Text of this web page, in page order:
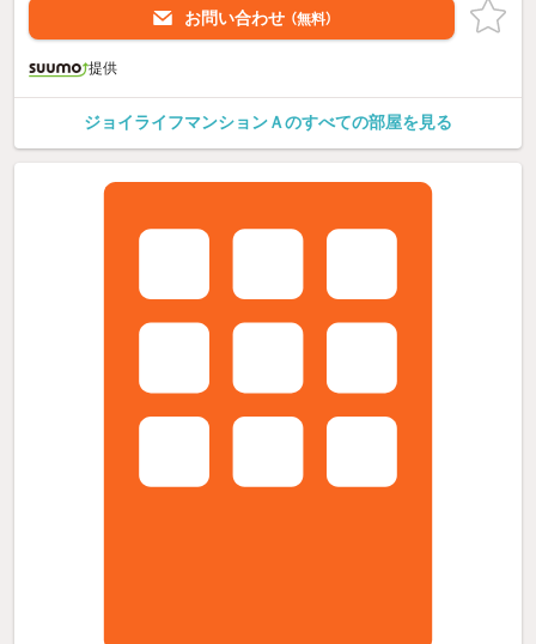
お問い合わせ （無料）
提供
ジョイライフマンションＡのすべての部屋を見る